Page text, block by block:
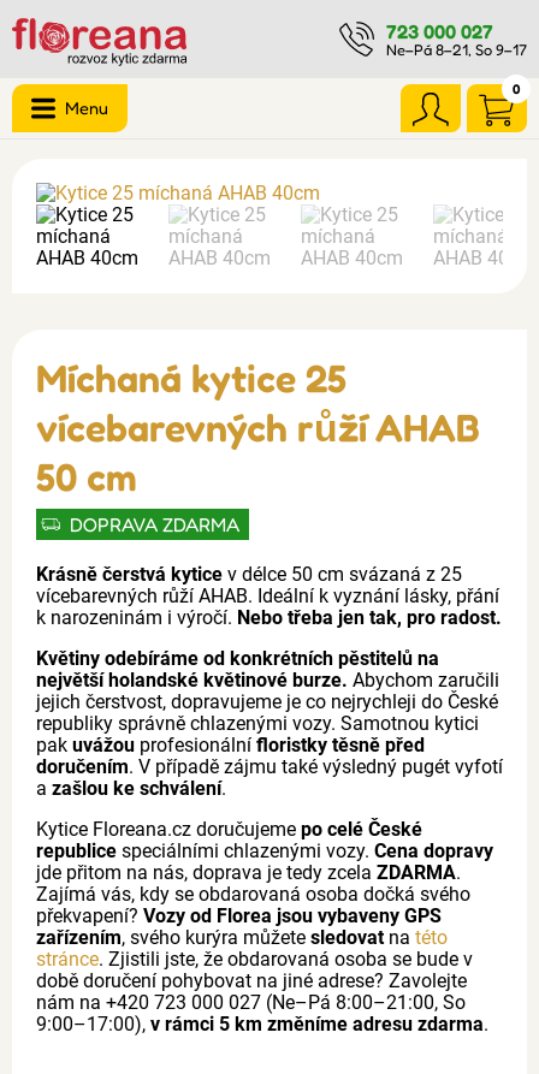
723 000 027
Ne–Pá 8–21, So 9–17
0
Menu
Míchaná kytice 25
vícebarevných růží AHAB
50 cm
DOPRAVA ZDARMA
Krásně čerstvá kytice v délce 50 cm svázaná z 25
vícebarevných růží AHAB. Ideální k vyznání lásky, přání
k narozeninám i výročí. Nebo třeba jen tak, pro radost.
Květiny odebíráme od konkrétních pěstitelů na
největší holandské květinové burze. Abychom zaručili
jejich čerstvost, dopravujeme je co nejrychleji do České
republiky správně chlazenými vozy. Samotnou kytici
pak uvážou profesionální floristky těsně před
doručením. V případě zájmu také výsledný pugét vyfotí
a zašlou ke schválení.
Kytice Floreana.cz doručujeme po celé České
republice speciálními chlazenými vozy. Cena dopravy
jde přitom na nás, doprava je tedy zcela ZDARMA.
Zajímá vás, kdy se obdarovaná osoba dočká svého
překvapení? Vozy od Florea jsou vybaveny GPS
zařízením, svého kurýra můžete sledovatna této
stránce. Zjistili jste, že obdarovaná osoba se bude v
době doručení pohybovat na jiné adrese? Zavolejte
nám na +420 723 000 027 (Ne–Pá 8:00–21:00, So
9:00–17:00), v rámci 5 km změníme adresu zdarma.